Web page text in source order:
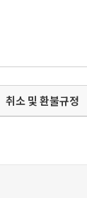
취소 및 환불규정